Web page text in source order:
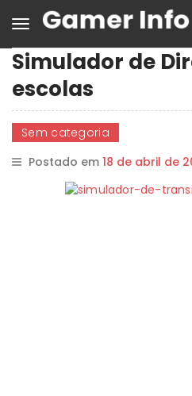
Simulador de
escolas
Sem categoria
Postado em 18 de abril de